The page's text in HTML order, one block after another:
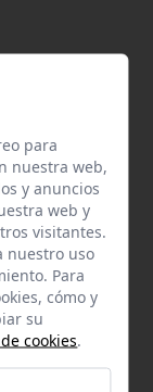
para
nuestra web,
y anuncios
web y
visitantes.
nuestro uso
Para
cómo y
su
cookies.